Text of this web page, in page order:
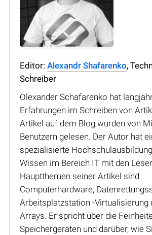
Editor: Alexandr Shafarenko,
Schreiber
Olexander Schafarenko hat
Erfahrungen im Schreiben von
Artikel auf dem Blog wurden von
Benutzern gelesen. Der Autor hat
spezialisierte
Wissen im Bereich IT mit den
Hauptthemen seiner Artikel sind
Computerhardware,
Arbeitsplatzstation -Virtualisierung
Arrays. Er spricht über die
Speichergeräten und darüber, wie